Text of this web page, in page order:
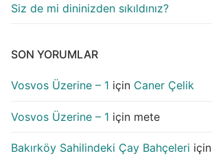
Siz de mi dininizden sıkıldınız?
SON YORUMLAR
Vosvos Üzerine – 1 için Caner Çelik
Vosvos Üzerine – 1 için mete
Bakırköy Sahilindeki Çay Bahçeleri için